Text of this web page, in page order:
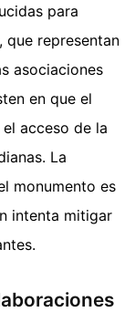
para
que representan
asociaciones
en que el
acceso de la
La
monumento es
intenta mitigar